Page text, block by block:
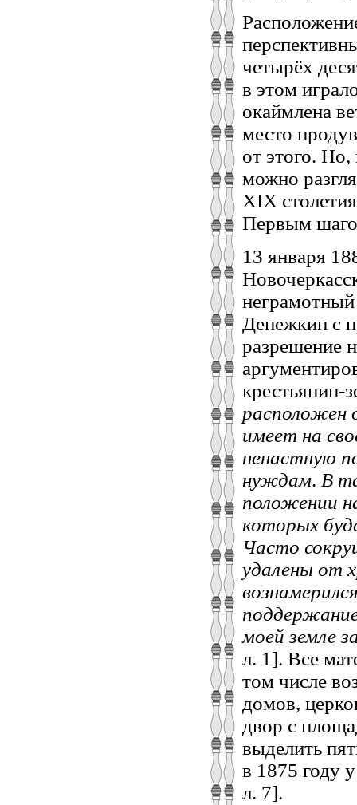
четырёх
в этом
окаймлена
место
от этого. Но,
можно
XIX
Первым
13 января
Денежкин с
разрешение
крестьянин-
расположен
имеет на
ненастную
нуждам. В
положении
которых
Часто
удалены от
моей земле
л. 1]. Все
том числе
домов,
двор с
выделить
в 1875 году
л. 7].